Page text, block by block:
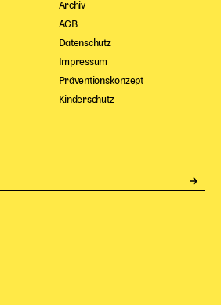
Archiv
AGB
Datenschutz
Impressum
Präventionskonzept
Kinderschutz